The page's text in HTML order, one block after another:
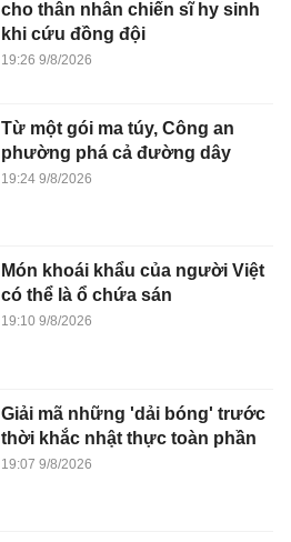
cho thân nhân chiến sĩ hy sinh
khi cứu đồng đội
19:26 9/8/2026
Từ một gói ma túy, Công an
phường phá cả đường dây
19:24 9/8/2026
Món khoái khẩu của người Việt
có thể là ổ chứa sán
19:10 9/8/2026
Giải mã những 'dải bóng' trước
thời khắc nhật thực toàn phần
19:07 9/8/2026